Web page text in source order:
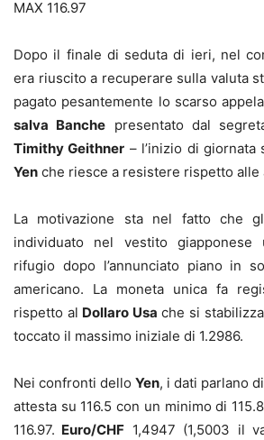
MAX 116.97
Dopo il finale di seduta di ieri, nel
era riuscito a recuperare sulla valuta
pagato pesantemente lo scarso
salva Banche presentato dal
Timithy Geithner – l’inizio di
Yen che riesce a resistere rispetto alle
La motivazione sta nel fatto che
individuato nel vestito giapponese
rifugio dopo l’annunciato piano in
americano. La moneta unica fa
rispetto al Dollaro Usa che si
toccato il massimo iniziale di 1.2986.
Nei confronti dello Yen, i dati parlano
attesta su 116.5 con un minimo di
116.97. Euro/CHF 1,4947 (1,5003 il